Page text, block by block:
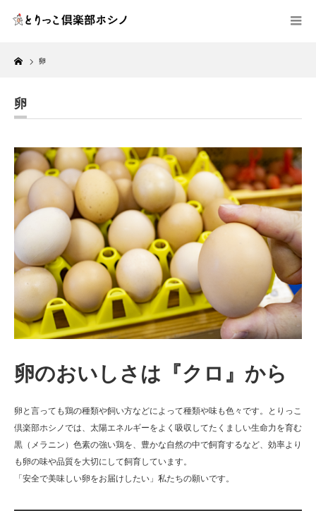
Home
卵
卵
卵のおいしさは『クロ』から
卵と言っても鶏の種類や飼い方などによって種類や味も色々です。とりっこ
倶楽部ホシノでは、太陽エネルギーをよく吸収してたくましい生命力を育む
黒（メラニン）色素の強い鶏を、豊かな自然の中で飼育するなど、効率より
も卵の味や品質を大切にして飼育しています。
「安全で美味しい卵をお届けしたい」私たちの願いです。